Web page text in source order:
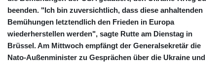
beenden. "Ich bin zuversichtlich, dass diese anhaltenden
Bemühungen letztendlich den Frieden in Europa
wiederherstellen werden", sagte Rutte am Dienstag in
Brüssel. Am Mittwoch empfängt der Generalsekretär die
Nato-Außenminister zu Gesprächen über die Ukraine und